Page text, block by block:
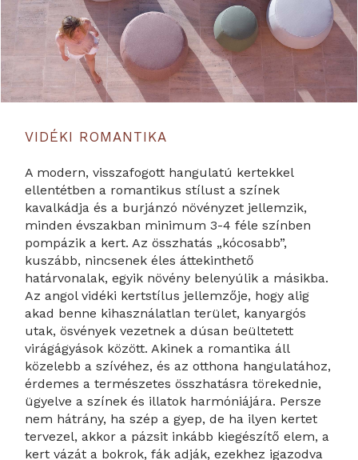
VIDÉKI ROMANTIKA
A modern, visszafogott hangulatú kertekkel
ellentétben a romantikus stílust a színek
kavalkádja és a burjánzó növényzet jellemzik,
minden évszakban minimum 3-4 féle színben
pompázik a kert. Az összhatás „kócosabb”,
kuszább, nincsenek éles áttekinthető
határvonalak, egyik növény belenyúlik a másikba.
Az angol vidéki kertstílus jellemzője, hogy alig
akad benne kihasználatlan terület, kanyargós
utak, ösvények vezetnek a dúsan beültetett
virágágyások között. Akinek a romantika áll
közelebb a szívéhez, és az otthona hangulatához,
érdemes a természetes összhatásra törekednie,
ügyelve a színek és illatok harmóniájára. Persze
nem hátrány, ha szép a gyep, de ha ilyen kertet
tervezel, akkor a pázsit inkább kiegészítő elem, a
kert vázát a bokrok, fák adják, ezekhez igazodva